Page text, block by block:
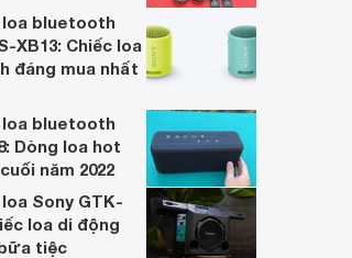
Loa trung tâm Polk Reserve
R350
Có 6 nơi bán
loa bluetooth
XB13: Chiếc loa
đáng mua nhất
loa bluetooth
Dòng loa hot
năm 2022
Sony GTK-
loa di động
tiệc